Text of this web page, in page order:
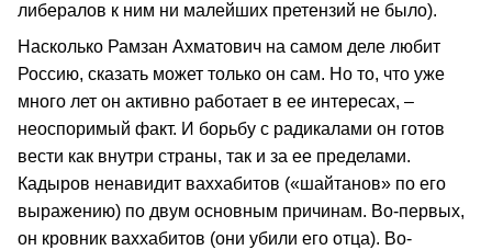
либералов к ним ни малейших претензий не было).
Насколько Рамзан Ахматович на самом деле любит
Россию, сказать может только он сам. Но то, что уже
много лет он активно работает в ее интересах, –
неоспоримый факт. И борьбу с радикалами он готов
вести как внутри страны, так и за ее пределами.
Кадыров ненавидит ваххабитов («шайтанов» по его
выражению) по двум основным причинам. Во-первых,
он кровник ваххабитов (они убили его отца). Во-